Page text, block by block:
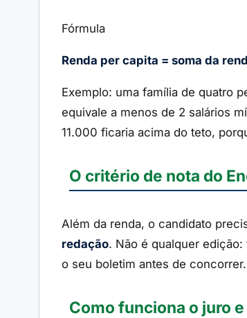
Fórmula
Renda per capita = soma da
Exemplo: uma família de quatro
equivale a menos de 2 salários
11.000 ficaria acima do teto,
O critério de nota do
Além da renda, o candidato
redação. Não é qualquer
o seu boletim antes de concorrer.
Como funciona o juro